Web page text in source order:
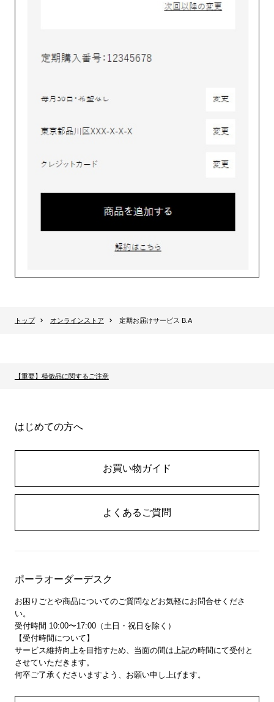
トップ オンラインストア 定期お届けサービス B.A
【重要】模倣品に関するご注意
はじめての方へ
お買い物ガイド
よくあるご質問
ポーラオーダーデスク
お困りごとや商品についてのご質問などお気軽にお問合せくださ
い。
受付時間 10:00〜17:00（土日・祝日を除く）
【受付時間について】
サービス維持向上を目指すため、当面の間は上記の時間にて受付と
させていただきます。
何卒ご了承くださいますよう、お願い申し上げます。